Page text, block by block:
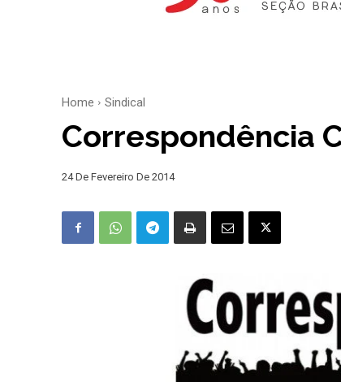
Home Sindical
Correspondência
24 De Fevereiro De 2014